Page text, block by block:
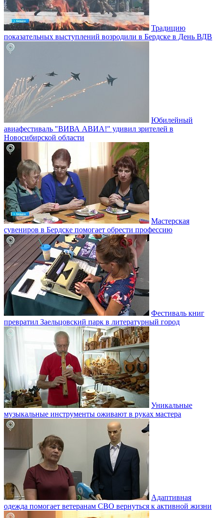
Традицию
показательных выступлений возродили в Бердске в День ВДВ
Юбилейный
авиафестиваль "ВИВА АВИА!" удивил зрителей в
Новосибирской области
Мастерская
сувениров в Бердске помогает обрести профессию
Фестиваль книг
превратил Заельцовский парк в литературный город
Уникальные
музыкальные инструменты оживают в руках мастера
Адаптивная
одежда помогает ветеранам СВО вернуться к активной жизни